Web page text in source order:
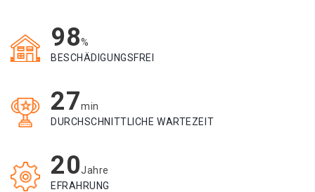
98%
BESCHÄDIGUNGSFREI
27min
DURCHSCHNITTLICHE WARTEZEIT
20Jahre
EFRAHRUNG